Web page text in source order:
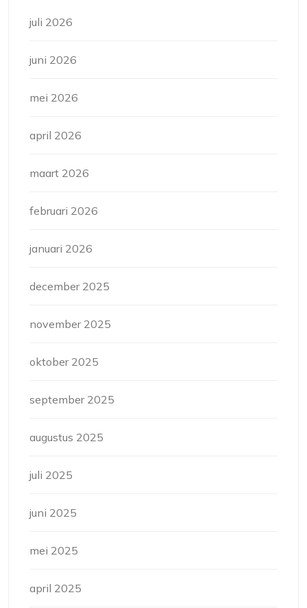
juli 2026
juni 2026
mei 2026
april 2026
maart 2026
februari 2026
januari 2026
december 2025
november 2025
oktober 2025
september 2025
augustus 2025
juli 2025
juni 2025
mei 2025
april 2025